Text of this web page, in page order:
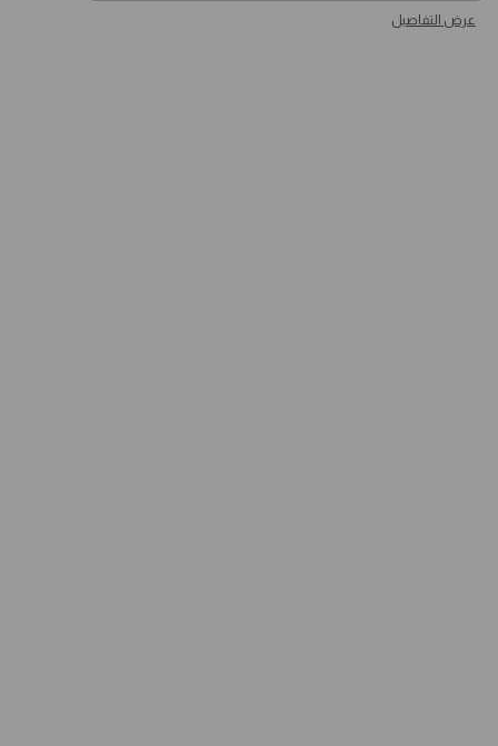
عرض التفاصيل